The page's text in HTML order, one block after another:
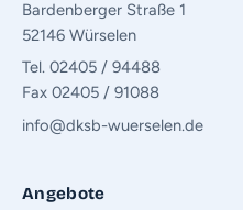
Bardenberger Straße 1
52146 Würselen
Tel. 02405 / 94488
Fax 02405 / 91088
info@dksb-wuerselen.de
Angebote